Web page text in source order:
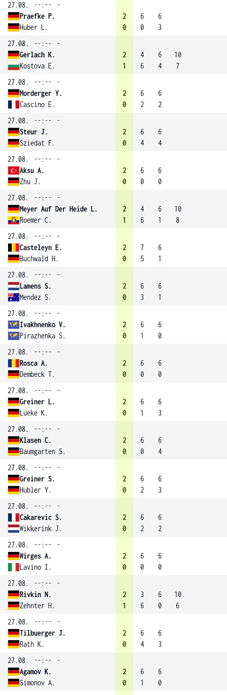
27.08.
--:--
-
Praefke P.
Huber L.
2
0
6
0
6
3
27.08.
--:--
-
Gerlach K.
Kostova E.
2
1
4
6
6
4
10
7
27.08.
--:--
-
Morderger Y.
Cascino E.
2
0
6
2
6
2
27.08.
--:--
-
Steur J.
Sziedat F.
2
0
6
4
6
4
27.08.
--:--
-
Aksu A.
Zhu J.
2
0
6
0
6
0
27.08.
--:--
-
Meyer Auf Der Heide L.
Roemer C.
2
1
4
6
6
1
10
8
27.08.
--:--
-
Casteleyn E.
Buchwald H.
2
0
7
5
6
1
27.08.
--:--
-
Lamens S.
Mendez S.
2
0
6
3
6
1
27.08.
--:--
-
Ivakhnenko V.
Pirazhenka S.
2
0
6
1
6
0
27.08.
--:--
-
Rosca A.
Dembeck T.
2
0
6
0
6
0
27.08.
--:--
-
Greiner L.
Lueke K.
2
0
6
1
6
3
27.08.
--:--
-
Klasen C.
Baumgarten S.
2
0
6
0
6
4
27.08.
--:--
-
Greiner S.
Hubler Y.
2
0
6
2
6
3
27.08.
--:--
-
Cakarevic S.
Wikkerink J.
2
0
6
2
6
2
27.08.
--:--
-
Wirges A.
Lavino I.
2
0
6
0
6
0
27.08.
--:--
-
Rivkin N.
Zehnter H.
2
1
3
6
6
0
10
6
27.08.
--:--
-
Tilbuerger J.
Rath K.
2
0
6
4
6
3
27.08.
--:--
-
Agamov K.
Simonov A.
2
0
6
1
6
0